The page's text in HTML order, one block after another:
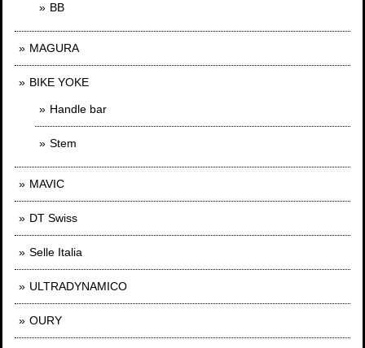
BB
MAGURA
BIKE YOKE
Handle bar
Stem
MAVIC
DT Swiss
Selle Italia
ULTRADYNAMICO
OURY